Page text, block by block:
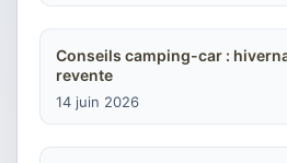
Conseils camping-car :
revente
14 juin 2026